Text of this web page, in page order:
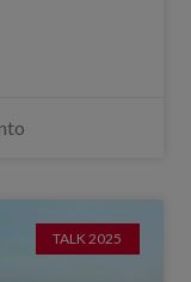
TALK 2025